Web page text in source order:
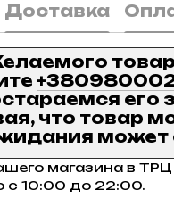
Доставка
его
что товар
может
магазина в ТРЦ
с 10:00 до 22:00.